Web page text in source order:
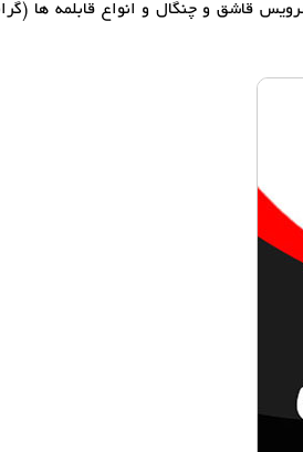
قاشق و چنگال و انواع قابلمه ها